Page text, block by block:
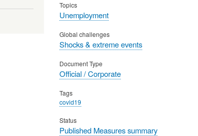
Topics
Unemployment
Global challenges
Shocks & extreme events
Document Type
Official / Corporate
Tags
covid19
Status
Published Measures summary